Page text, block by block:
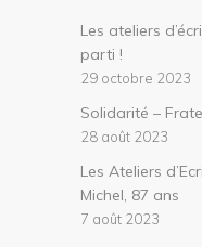
Les ateliers
parti !
29 octobre 2023
Solidarité –
28 août 2023
Les Ateliers
Michel, 87 ans
7 août 2023